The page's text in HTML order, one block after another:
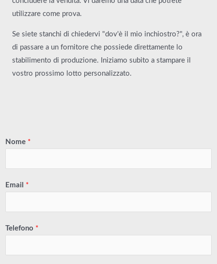
utilizzare come prova.
Se siete stanchi di chiedervi "dov'è il mio inchiostro?", è ora
di passare a un fornitore che possiede direttamente lo
stabilimento di produzione. Iniziamo subito a stampare il
vostro prossimo lotto personalizzato.
Nome *
Email *
Telefono *